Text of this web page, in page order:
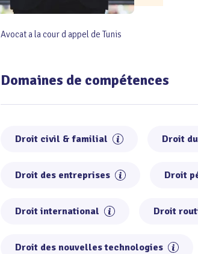
Avocat a la cour d appel de Tunis
Domaines de compétences
Droit civil & familial Droit
Droit des entreprises Droit
Droit international Droit
Droit des nouvelles technologies